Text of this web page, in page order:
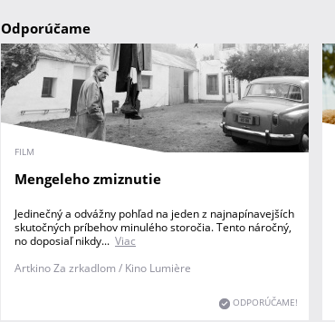
Odporúčame
FILM
Mengeleho zmiznutie
Jedinečný a odvážny pohľad na jeden z najnapínavejších
skutočných príbehov minulého storočia. Tento náročný,
no doposiaľ nikdy... Viac
Artkino Za zrkadlom / Kino Lumière
ODPORÚČAME!